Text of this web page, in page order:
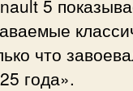
5
что
года».